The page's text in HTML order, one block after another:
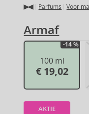
Parfums Voor
Armaf
100 ml
€ 19,02
-14 %
AKTIE